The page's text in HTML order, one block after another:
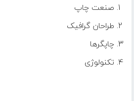
صنعت چاپ
طراحان گرافیک
چاپگرها
تکنولوژی